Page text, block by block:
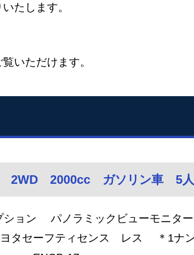
たします。
いただけます。
2WD 2000cc ガソリン車 5人
ション パノラミックビューモニ
タセーフティセンス レス ＊1ナ